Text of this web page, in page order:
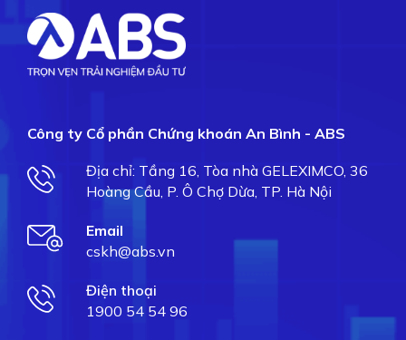
Công ty Cổ phần Chứng khoán An Bình - ABS
Địa chỉ: Tầng 16, Tòa nhà GELEXIMCO, 36
Hoàng Cầu, P. Ô Chợ Dừa, TP. Hà Nội
Email
cskh@abs.vn
Điện thoại
1900 54 54 96